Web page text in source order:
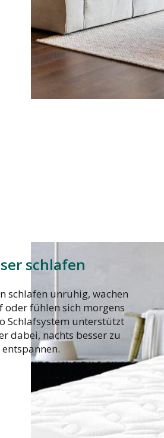
schlafen
schlafen unruhig, wachen
oder fühlen sich morgens
Schlafsystem unterstützt
dabei, nachts besser zu
entspannen.